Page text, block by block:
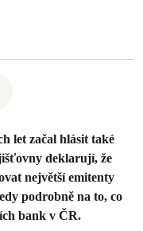
let začal hlásit také
deklarují, že
největší emitenty
podrobně na to, co
bank v ČR.